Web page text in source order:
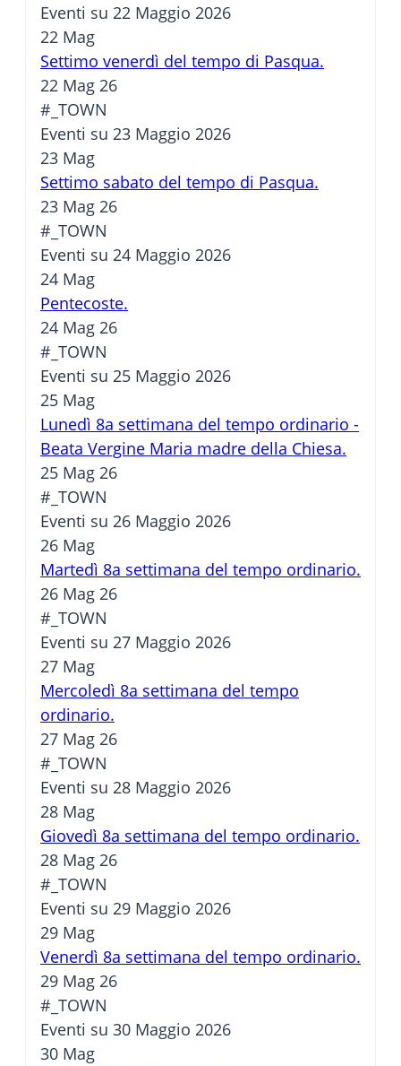
Eventi su 22 Maggio 2026
22 Mag
Settimo venerdì del tempo di Pasqua.
22 Mag 26
#_TOWN
Eventi su 23 Maggio 2026
23 Mag
Settimo sabato del tempo di Pasqua.
23 Mag 26
#_TOWN
Eventi su 24 Maggio 2026
24 Mag
Pentecoste.
24 Mag 26
#_TOWN
Eventi su 25 Maggio 2026
25 Mag
Lunedì 8a settimana del tempo ordinario -
Beata Vergine Maria madre della Chiesa.
25 Mag 26
#_TOWN
Eventi su 26 Maggio 2026
26 Mag
Martedì 8a settimana del tempo ordinario.
26 Mag 26
#_TOWN
Eventi su 27 Maggio 2026
27 Mag
Mercoledì 8a settimana del tempo
ordinario.
27 Mag 26
#_TOWN
Eventi su 28 Maggio 2026
28 Mag
Giovedì 8a settimana del tempo ordinario.
28 Mag 26
#_TOWN
Eventi su 29 Maggio 2026
29 Mag
Venerdì 8a settimana del tempo ordinario.
29 Mag 26
#_TOWN
Eventi su 30 Maggio 2026
30 Mag